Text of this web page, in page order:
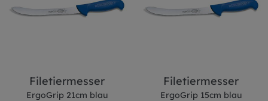
Filetiermesser
ErgoGrip 21cm blau
Filetiermesser
ErgoGrip 15cm blau